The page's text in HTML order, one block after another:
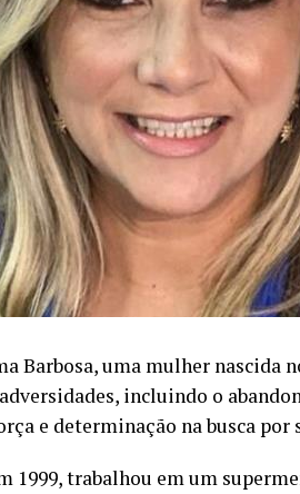
Barbosa, uma mulher nascida
incluindo o
e determinação na busca por
1999, trabalhou em um